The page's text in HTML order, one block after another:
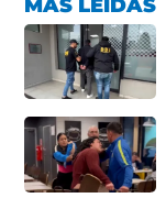
MÁS LEÍDAS